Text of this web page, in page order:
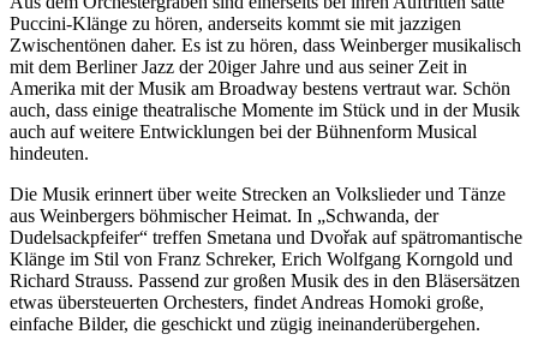
Puccini-Klänge zu hören, anderseits kommt sie mit jazzigen
Zwischentönen daher. Es ist zu hören, dass Weinberger musikalisch
mit dem Berliner Jazz der 20iger Jahre und aus seiner Zeit in
Amerika mit der Musik am Broadway bestens vertraut war. Schön
auch, dass einige theatralische Momente im Stück und in der Musik
auch auf weitere Entwicklungen bei der Bühnenform Musical
hindeuten.
Die Musik erinnert über weite Strecken an Volkslieder und Tänze
aus Weinbergers böhmischer Heimat. In „Schwanda, der
Dudelsackpfeifer“ treffen Smetana und Dvořak auf spätromantische
Klänge im Stil von Franz Schreker, Erich Wolfgang Korngold und
Richard Strauss. Passend zur großen Musik des in den Bläsersätzen
etwas übersteuerten Orchesters, findet Andreas Homoki große,
einfache Bilder, die geschickt und zügig ineinanderübergehen.